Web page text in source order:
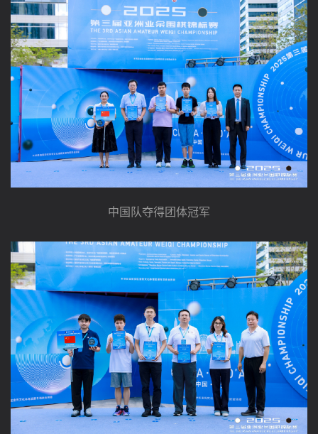
中国队夺得团体冠军